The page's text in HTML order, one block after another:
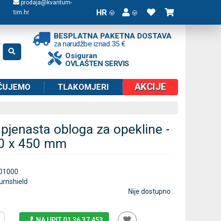
prodaja@kvantum-
tim.hr
HR
BESPLATNA PAKETNA DOSTAVA
za narudžbe iznad 35 €
Osiguran
OVLAŠTEN SERVIS
TLAKOMJERI AKCIJE
obloga za opekline -
x 450 mm
Nije dostupno